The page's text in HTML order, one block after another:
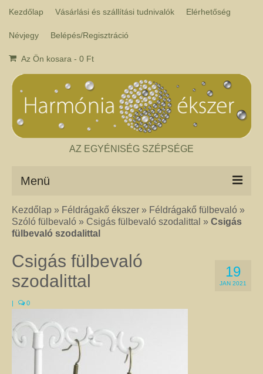
Kezdőlap Vásárlási és szállítási tudnivalók Elérhetőség
Névjegy Belépés/Regisztráció
Az Ön kosara - 0 Ft
AZ EGYÉNISÉG SZÉPSÉGE
Menü
Csakra ékszer
A kézműves csakra ékszer ásványai tulajdonképpen gyógyító kövek, amelyek
a népi hagyományok szerint segítik a csakrák harmónikus működését. Az
határozza meg, hogy melyik csakrához rendeljük. Így lehetséges az, hogy pl.
a Gyökércsakra harmonizálásához a gránátot és a vörös jáspist egyaránt
használják. Ugyanez a helyzet az Erőcsakrával, amelyre a megfigyelések
vannak kivételek, amikor az adott csakrához két különböző kő is kapcsolható.
rózsakvarc, a szeretet kristály. A csakrák leírását itt olvashatja.
Féldrágakő ékszer
Ezen az oldalon csak olyan egyedi kézműves féldrágakő ékszer található,
Kezdőlap » Féldrágakő ékszer » Féldrágakő fülbevaló »
Szóló fülbevaló » Csigás fülbevaló szodalittal » Csigás
fülbevaló szodalittal
19
JAN 2021
Csigás fülbevaló
szodalittal
0